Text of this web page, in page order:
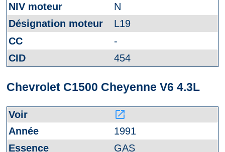
N
L19
-
454
Chevrolet C1500 Cheyenne V6 4.3L
launch
1991
GAS